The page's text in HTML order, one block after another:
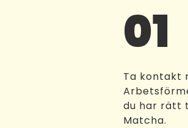
01
Ta kontakt
du har rätt
Matcha.